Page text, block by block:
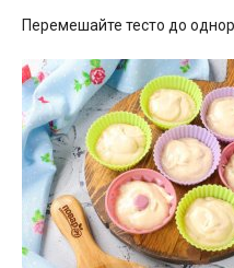
Перемешайте тесто до